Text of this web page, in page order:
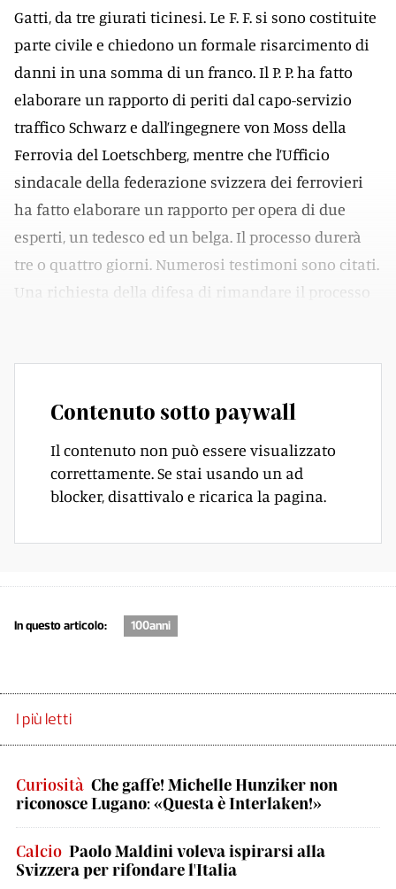
Gatti, da tre giurati ticinesi. Le F. F. si sono costituite
parte civile e chiedono un formale risarcimento di
danni in una somma di un franco. Il P. P. ha fatto
elaborare un rapporto di periti dal capo-servizio
traffico Schwarz e dall’ingegnere von Moss della
Ferrovia del Loetschberg, mentre che l’Ufficio
sindacale della federazione svizzera dei ferrovieri
ha fatto elaborare un rapporto per opera di due
esperti, un tedesco ed un belga. Il processo durerà
tre o quattro giorni. Numerosi testimoni sono citati.
Una richiesta della difesa di rimandare il processo
Contenuto sotto paywall
Il contenuto non può essere visualizzato
correttamente. Se stai usando un ad
blocker, disattivalo e ricarica la pagina.
In questo articolo: 100anni
I più letti
Curiosità Che gaffe! Michelle Hunziker non
riconosce Lugano: «Questa è Interlaken!»
Calcio Paolo Maldini voleva ispirarsi alla
Svizzera per rifondare l'Italia